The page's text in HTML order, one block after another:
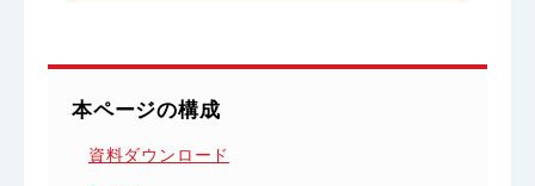
本ページの構成
資料ダウンロード